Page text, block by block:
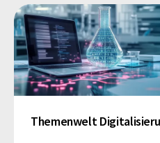
Themenwelt